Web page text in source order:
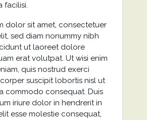
facilisi.
dolor sit amet, consectetuer
sed diam nonummy nibh
ut laoreet dolore
erat volutpat. Ut wisi enim
quis nostrud exerci
suscipit lobortis nisl ut
commodo consequat. Duis
iriure dolor in hendrerit in
esse molestie consequat,